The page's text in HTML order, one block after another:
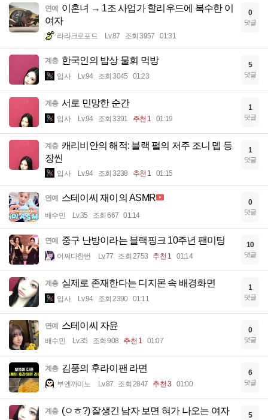
연예
이혼녀 → 1조 사업가 할리우드에 복수한 이
여자
라라크로포드 Lv.87 조회 3957 01:31
0
댓글
계층 한국인의 밥상 물회 먹방
입사 Lv.94 조회 3045 01:23
5
댓글
계층 서로 민망한 순간
입사 Lv.94 조회 3391 추천 1 01:19
1
댓글
계층 캐리비안의 해적: 블랙 펄의 저주 조니 뎁 등
장씬
입사 Lv.94 조회 3238 추천 1 01:15
1
댓글
연예 스테이씨 재이의 ASMR
배수민 Lv.35 조회 667 01:14
0
댓글
연예 중구 난방이라는 블랙핑크 10주년 팬미팅
어쩌다한번 Lv.77 조회 2753 추천 1 01:14
10
댓글
계층 실제로 존재한다는 디지몬 속 배경화면
입사 Lv.94 조회 2390 01:11
1
댓글
연예 스테이씨 자윤
배수민 Lv.35 조회 908 추천 1 01:07
0
댓글
계층 김풍의 후라이팬 라면
부엔까미노 Lv.87 조회 2847 추천 3 01:00
6
댓글
계층 (ㅇㅎ?) 잘생긴 남자 보면 혀가 나오는 여자 5